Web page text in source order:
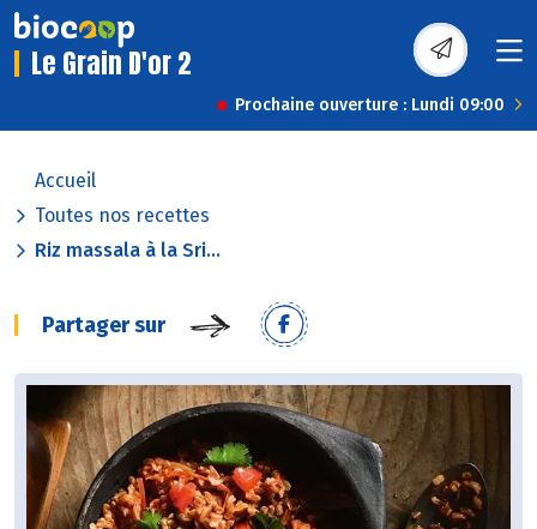
Le Grain D'or 2
Prochaine ouverture : Lundi 09:00
Accueil
Toutes nos recettes
Riz massala à la Sri...
Partager sur